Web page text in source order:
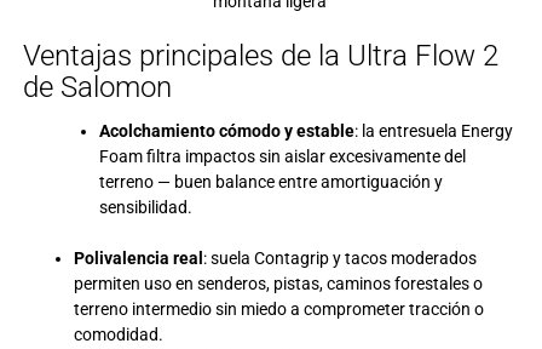
Ventajas principales de la Ultra Flow 2
de Salomon
Acolchamiento cómodo y estable: la entresuela Energy
Foam filtra impactos sin aislar excesivamente del
terreno — buen balance entre amortiguación y
sensibilidad.
Polivalencia real : suela Contagrip y tacos moderados
permiten uso en senderos, pistas, caminos forestales o
terreno intermedio sin miedo a comprometer tracción o
comodidad.